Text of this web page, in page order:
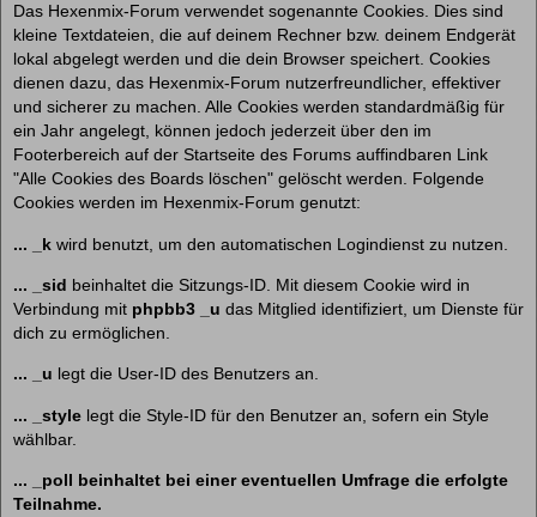
Das Hexenmix-Forum verwendet sogenannte Cookies. Dies sind
kleine Textdateien, die auf deinem Rechner bzw. deinem Endgerät
lokal abgelegt werden und die dein Browser speichert. Cookies
dienen dazu, das Hexenmix-Forum nutzerfreundlicher, effektiver
und sicherer zu machen. Alle Cookies werden standardmäßig für
ein Jahr angelegt, können jedoch jederzeit über den im
Footerbereich auf der Startseite des Forums auffindbaren Link
"Alle Cookies des Boards löschen" gelöscht werden. Folgende
Cookies werden im Hexenmix-Forum genutzt:
... _k wird benutzt, um den automatischen Logindienst zu nutzen.
... _sid beinhaltet die Sitzungs-ID. Mit diesem Cookie wird in
Verbindung mit phpbb3 _u das Mitglied identifiziert, um Dienste für
dich zu ermöglichen.
... _u legt die User-ID des Benutzers an.
... _style legt die Style-ID für den Benutzer an, sofern ein Style
wählbar.
... _poll beinhaltet bei einer eventuellen Umfrage die erfolgte
Teilnahme.